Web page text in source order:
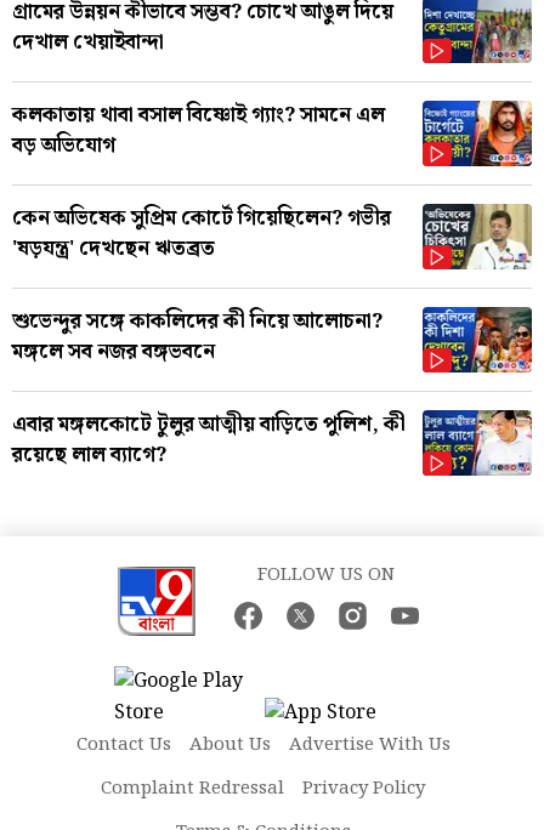
গ্রামের উন্নয়ন কীভাবে সম্ভব? চোখে আঙুল দিয়ে
দেখাল খেয়াইবান্দা
কলকাতায় থাবা বসাল বিষ্ণোই গ্যাং? সামনে এল
বড় অভিযোগ
কেন অভিষেক সুপ্রিম কোর্টে গিয়েছিলেন? গভীর
'ষড়যন্ত্র' দেখছেন ঋতব্রত
শুভেন্দুর সঙ্গে কাকলিদের কী নিয়ে আলোচনা?
মঙ্গলে সব নজর বঙ্গভবনে
এবার মঙ্গলকোটে টুলুর আত্মীয় বাড়িতে পুলিশ, কী
রয়েছে লাল ব্যাগে?
FOLLOW US ON
Contact Us About Us
Advertise With Us
Complaint Redressal
Privacy Policy